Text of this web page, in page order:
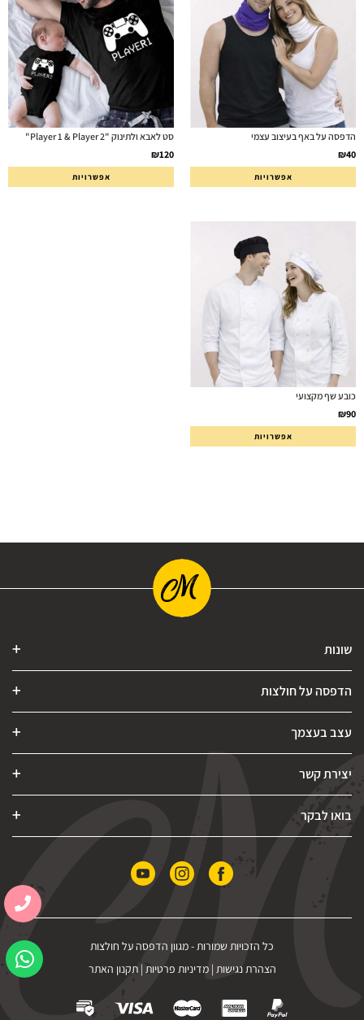
הדפסה על באף בעיצוב עצמי
₪40
אפשרויות
סט לאבא ולתינוק "Player 1 & Player 2"
₪120
אפשרויות
כובע שף מקצועי
₪90
אפשרויות
שונות
הדפסה על חולצות
עצב בעצמך
יצירת קשר
בואו לבקר
כל הזכויות שמורות -מגוון הדפסה על חולצות
הצהרת נגישות |מדיניות פרטיות |תקנון האתר